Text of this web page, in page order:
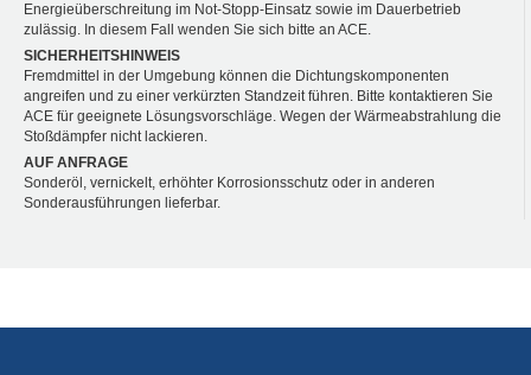
Energieüberschreitung im Not-Stopp-Einsatz sowie im Dauerbetrieb
zulässig. In diesem Fall wenden Sie sich bitte an ACE.
SICHERHEITSHINWEIS
Fremdmittel in der Umgebung können die Dichtungskomponenten
angreifen und zu einer verkürzten Standzeit führen. Bitte kontaktieren Sie
ACE für geeignete Lösungsvorschläge. Wegen der Wärmeabstrahlung die
Stoßdämpfer nicht lackieren.
AUF ANFRAGE
Sonderöl, vernickelt, erhöhter Korrosionsschutz oder in anderen
Sonderausführungen lieferbar.